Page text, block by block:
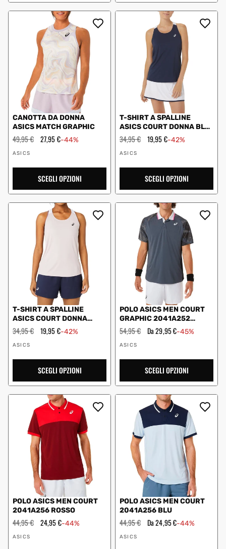
CANOTTA DA DONNA
ASICS MATCH GRAPHIC
Prezzo
regolare
49,95 € Prezzo
scontato
27,95 €-44%
Fornitore:
ASICS
SCEGLI OPZIONI
T-SHIRT A SPALLINE
ASICS COURT DONNA BLU
NAVY
Prezzo
regolare
34,95 € Prezzo
scontato
19,95 €-42%
Fornitore:
ASICS
SCEGLI OPZIONI
T-SHIRT A SPALLINE
ASICS COURT DONNA
ROSA
Prezzo
regolare
34,95 € Prezzo
scontato
19,95 €-42%
Fornitore:
ASICS
SCEGLI OPZIONI
POLO ASICS MEN COURT
GRAPHIC 2041A252
GRIGIO
Prezzo
regolare
54,95 € Prezzo
scontato
Da 29,95 €-45%
Fornitore:
ASICS
SCEGLI OPZIONI
POLO ASICS MEN COURT
2041A256 ROSSO
Prezzo
regolare
44,95 € Prezzo
scontato
24,95 €-44%
Fornitore:
ASICS
POLO ASICS MEN COURT
2041A256 BLU
Prezzo
regolare
44,95 € Prezzo
scontato
Da 24,95 €-44%
Fornitore:
ASICS